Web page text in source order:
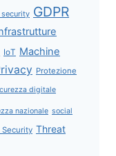
GDPR
IoT Machine
Protezione
digitale
nazionale social
Security Threat